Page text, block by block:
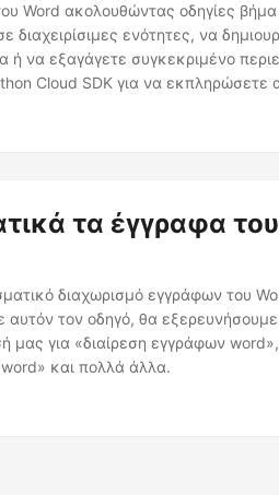
Word ακολουθώντας οδηγίες βήμα
ενότητες, να
ή να εξαγάγετε συγκεκριμένο
Cloud SDK για να εκπληρώσετε
τα έγγραφα
διαχωρισμό εγγράφων του
αυτόν τον οδηγό, θα
μας για «διαίρεση εγγράφων word»,
και πολλά άλλα.